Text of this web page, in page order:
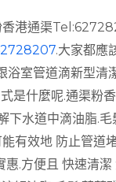
香港通渠
.大家都應
室管道滴新型清
是什麼呢.通渠粉
下水道中滴油脂.
有效地 防止管道
惠.方便且 快速清潔